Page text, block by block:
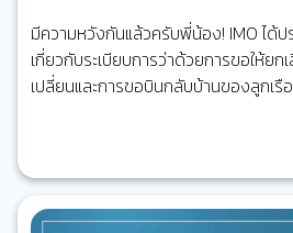
มีความหวังกันแล้วครับพี่น้อง! IMO ได้ป
เกี่ยวกับระเบียบการว่าด้วยการขอให้ย
เปลี่ยนและการขอบินกลับบ้านของลูกเ
เวียน No.4204/Add.14 ส่งถึงและเชิญ
และองค์กรระหว่างประเทศต่าง ๆ นำไ
กว่าจะสรุปได้เป็นระเบียบการและขั้นต
กับประเด็นสำคัญทั้ง 2 หัวข้อนี้ออกมา
จากหลายฝ่ายที่เกี่ยวข้องได้มารวมตัว